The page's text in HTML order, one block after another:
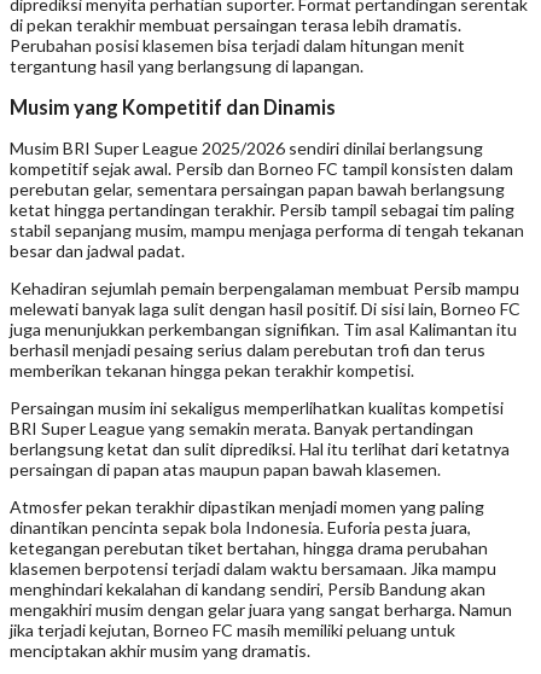
di pekan terakhir membuat persaingan terasa lebih dramatis.
Perubahan posisi klasemen bisa terjadi dalam hitungan menit
tergantung hasil yang berlangsung di lapangan.
Musim yang Kompetitif dan Dinamis
Musim BRI Super League 2025/2026 sendiri dinilai berlangsung
kompetitif sejak awal. Persib dan Borneo FC tampil konsisten dalam
perebutan gelar, sementara persaingan papan bawah berlangsung
ketat hingga pertandingan terakhir. Persib tampil sebagai tim paling
stabil sepanjang musim, mampu menjaga performa di tengah tekanan
besar dan jadwal padat.
Kehadiran sejumlah pemain berpengalaman membuat Persib mampu
melewati banyak laga sulit dengan hasil positif. Di sisi lain, Borneo FC
juga menunjukkan perkembangan signifikan. Tim asal Kalimantan itu
berhasil menjadi pesaing serius dalam perebutan trofi dan terus
memberikan tekanan hingga pekan terakhir kompetisi.
Persaingan musim ini sekaligus memperlihatkan kualitas kompetisi
BRI Super League yang semakin merata. Banyak pertandingan
berlangsung ketat dan sulit diprediksi. Hal itu terlihat dari ketatnya
persaingan di papan atas maupun papan bawah klasemen.
Atmosfer pekan terakhir dipastikan menjadi momen yang paling
dinantikan pencinta sepak bola Indonesia. Euforia pesta juara,
ketegangan perebutan tiket bertahan, hingga drama perubahan
klasemen berpotensi terjadi dalam waktu bersamaan. Jika mampu
menghindari kekalahan di kandang sendiri, Persib Bandung akan
mengakhiri musim dengan gelar juara yang sangat berharga. Namun
jika terjadi kejutan, Borneo FC masih memiliki peluang untuk
menciptakan akhir musim yang dramatis.